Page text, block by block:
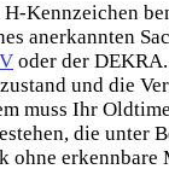
Kennzeichen
anerkannten
oder der
und die
muss Ihr
die unter
ohne erkennbare